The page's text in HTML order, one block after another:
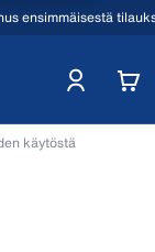
ensimmäisestä
käytöstä